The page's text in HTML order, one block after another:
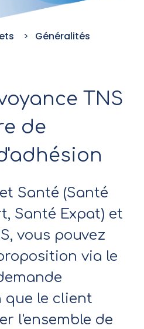
Généralités
TNS
de
Santé (Santé
Santé Expat) et
vous pouvez
via le
que le client
l'ensemble de